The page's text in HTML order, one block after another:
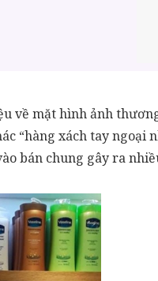
về mặt hình ảnh
“hàng xách tay ngoại
bán chung gây ra